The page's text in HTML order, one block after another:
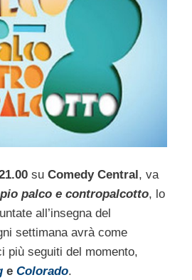
su Comedy Central , va
palco e contropalcotto, lo
all’insegna del
settimana avrà come
più seguiti del momento,
e Colorado.